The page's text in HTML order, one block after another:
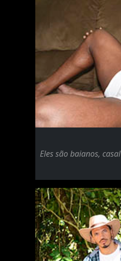
Eles são baianos,